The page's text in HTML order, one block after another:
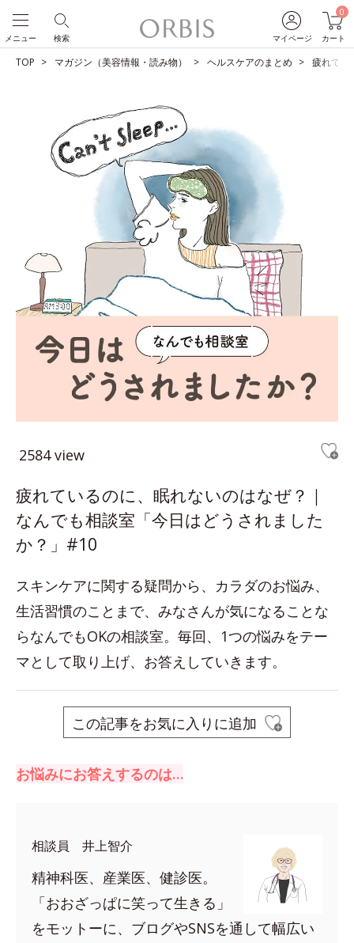
マイページ
0
カート
検索
メニュー
TOP マガジン（美容情報・読み物） ヘルスケアのまとめ 疲れてい
2584 view
疲れているのに、眠れないのはなぜ？｜
なんでも相談室「今日はどうされました
か？」#10
スキンケアに関する疑問から、カラダのお悩み、
生活習慣のことまで、みなさんが気になることな
らなんでもOKの相談室。毎回、1つの悩みをテー
マとして取り上げ、お答えしていきます。
この記事をお気に入りに追加
お悩みにお答えするのは…
相談員 井上智介
精神科医、産業医、健診医。
「おおざっぱに笑って生きる」
をモットーに、ブログやSNSを通して幅広い